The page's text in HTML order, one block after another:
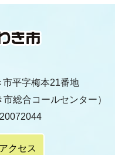
平字梅本21番地
市総合コールセンター）
クセス